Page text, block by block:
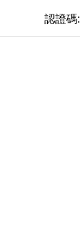
認證碼: